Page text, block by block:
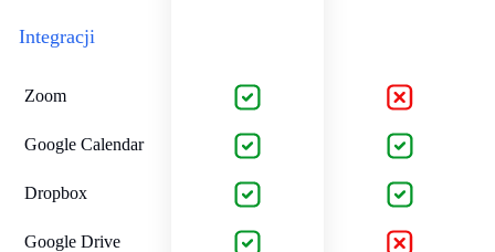
Integracji
Zoom
Google Calendar
Dropbox
Google Drive